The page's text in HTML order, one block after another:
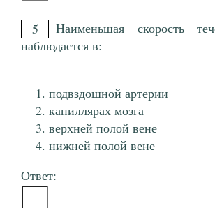
5
Наименьшая скорость
наблюдается в:
подвздошной артерии
капиллярах мозга
верхней полой вене
нижней полой вене
Ответ: